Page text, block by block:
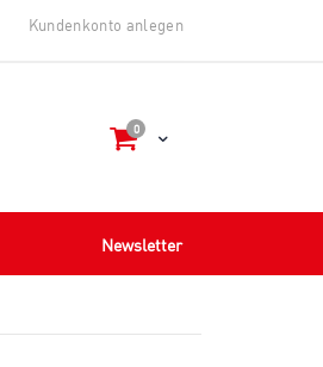
Kundenkonto anlegen
Cart
0Artikel
Newsletter